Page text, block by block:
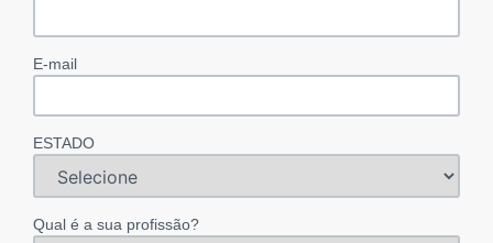
E-mail
ESTADO
Qual é a sua profissão?